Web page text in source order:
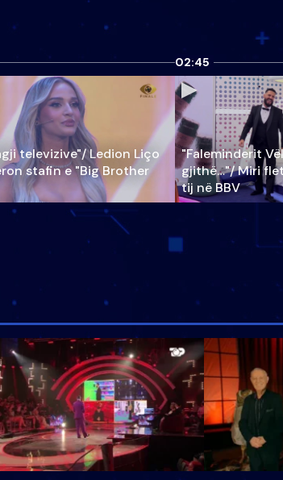
televizive"/ Ledion Liço
stafin e "Big Brother
02:45
"Faleminderit
gjithë…"/ Miri
tij në BBV